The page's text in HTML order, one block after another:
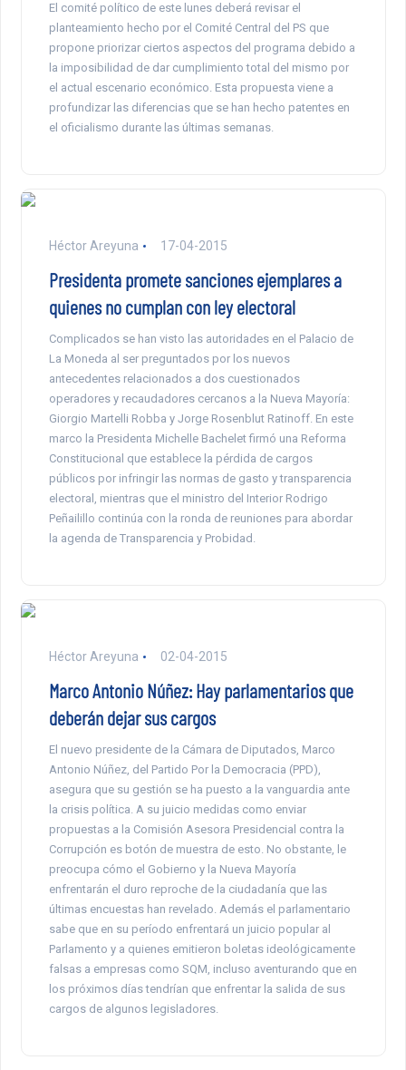
El comité político de este lunes deberá revisar el
planteamiento hecho por el Comité Central del PS que
propone priorizar ciertos aspectos del programa debido a
la imposibilidad de dar cumplimiento total del mismo por
el actual escenario económico. Esta propuesta viene a
profundizar las diferencias que se han hecho patentes en
el oficialismo durante las últimas semanas.
Héctor Areyuna 17-04-2015
Presidenta promete sanciones ejemplares a
quienes no cumplan con ley electoral
Complicados se han visto las autoridades en el Palacio de
La Moneda al ser preguntados por los nuevos
antecedentes relacionados a dos cuestionados
operadores y recaudadores cercanos a la Nueva Mayoría:
Giorgio Martelli Robba y Jorge Rosenblut Ratinoff. En este
marco la Presidenta Michelle Bachelet firmó una Reforma
Constitucional que establece la pérdida de cargos
públicos por infringir las normas de gasto y transparencia
electoral, mientras que el ministro del Interior Rodrigo
Peñailillo continúa con la ronda de reuniones para abordar
la agenda de Transparencia y Probidad.
Héctor Areyuna 02-04-2015
Marco Antonio Núñez: Hay parlamentarios que
deberán dejar sus cargos
El nuevo presidente de la Cámara de Diputados, Marco
Antonio Núñez, del Partido Por la Democracia (PPD),
asegura que su gestión se ha puesto a la vanguardia ante
la crisis política. A su juicio medidas como enviar
propuestas a la Comisión Asesora Presidencial contra la
Corrupción es botón de muestra de esto. No obstante, le
preocupa cómo el Gobierno y la Nueva Mayoría
enfrentarán el duro reproche de la ciudadanía que las
últimas encuestas han revelado. Además el parlamentario
sabe que en su período enfrentará un juicio popular al
Parlamento y a quienes emitieron boletas ideológicamente
falsas a empresas como SQM, incluso aventurando que en
los próximos días tendrían que enfrentar la salida de sus
cargos de algunos legisladores.